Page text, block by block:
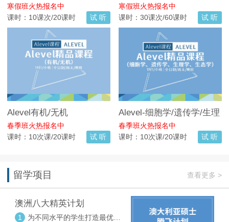
寒假班火热报名中
课时：10课次/20课时
试 听
寒假班火热报名中
课时：30课次/60课时
试 听
Alevel有机/无机
春季班火热报名中
课时：10次课/20课时
试 听
Alevel-细胞学/遗传学/生理
学/生态学
春季班火热报名中
课时：10次课/20课时
试 听
留学项目 查看更多 >
澳洲八大精英计划
1
为不同水平的学生打造最优选